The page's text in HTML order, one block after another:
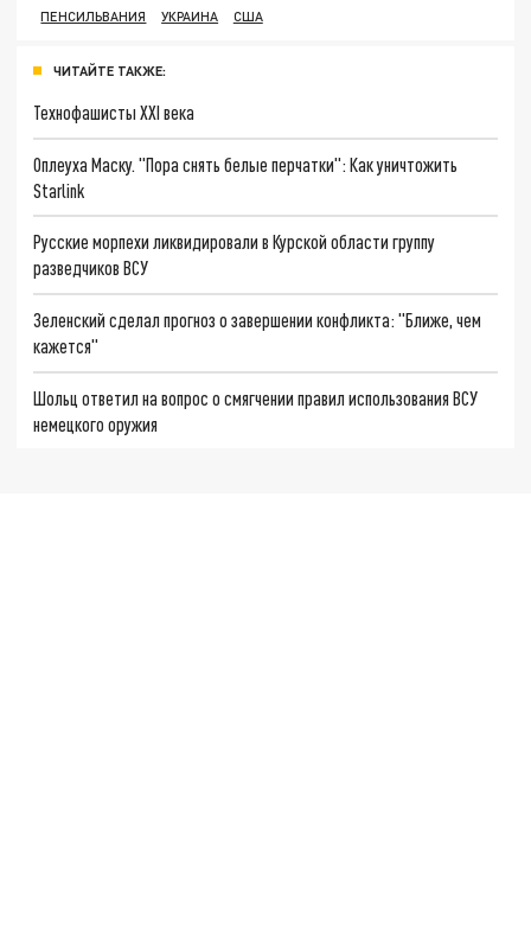
ПЕНСИЛЬВАНИЯ
УКРАИНА США
ЧИТАЙТЕ ТАКЖЕ:
Технофашисты XXI века
Оплеуха Маску. "Пора снять белые перчатки": Как уничтожить
Starlink
Русские морпехи ликвидировали в Курской области группу
разведчиков ВСУ
Зеленский сделал прогноз о завершении конфликта: "Ближе, чем
кажется"
Шольц ответил на вопрос о смягчении правил использования ВСУ
немецкого оружия